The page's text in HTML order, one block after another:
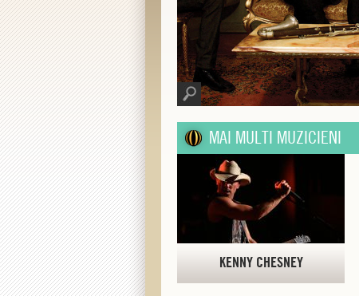
MAI MULTI MUZICIENI
KENNY CHESNEY